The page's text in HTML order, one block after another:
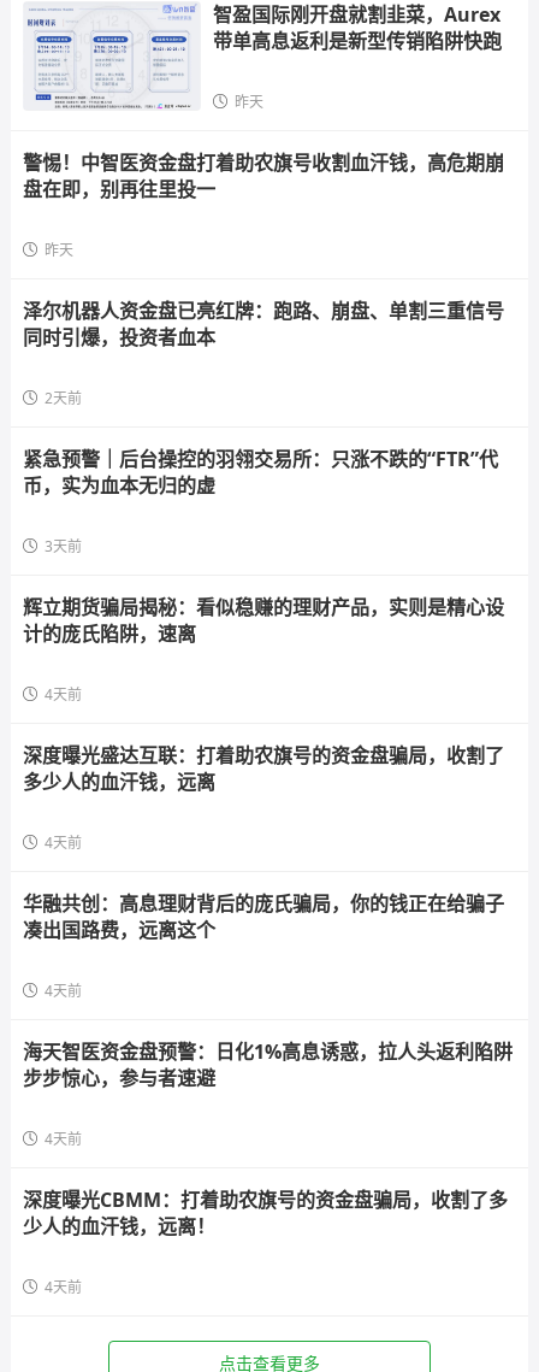
智盈国际刚开盘就割韭菜，Aurex
带单高息返利是新型传销陷阱快跑
昨天
警惕！中智医资金盘打着助农旗号收割血汗钱，高危期崩
盘在即，别再往里投一
昨天
泽尔机器人资金盘已亮红牌：跑路、崩盘、单割三重信号
同时引爆，投资者血本
2天前
紧急预警｜后台操控的羽翎交易所：只涨不跌的“FTR”代
币，实为血本无归的虚
3天前
辉立期货骗局揭秘：看似稳赚的理财产品，实则是精心设
计的庞氏陷阱，速离
4天前
深度曝光盛达互联：打着助农旗号的资金盘骗局，收割了
多少人的血汗钱，远离
4天前
华融共创：高息理财背后的庞氏骗局，你的钱正在给骗子
凑出国路费，远离这个
4天前
海天智医资金盘预警：日化1%高息诱惑，拉人头返利陷阱
步步惊心，参与者速避
4天前
深度曝光CBMM：打着助农旗号的资金盘骗局，收割了多
少人的血汗钱，远离！
4天前
点击查看更多